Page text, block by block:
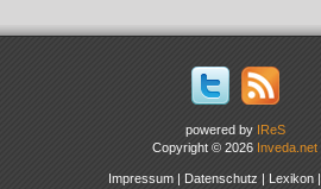
powered by IReS
Copyright © 2026 Inveda.net
Impressum | Datenschutz | Lexikon |